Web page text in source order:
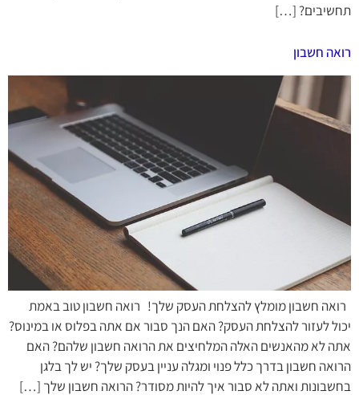
תחשיבים? […]
רואה חשבון
רואה חשבון מומלץ להצלחת העסק שלך! רואה חשבון טוב באמת
יכול לעזור להצלחת העסק? האם הנך סבור אם אתה בפלוס או במינוס?
אתה לא מהאנשים האלה המלחיצים את הרואה חשבון שלהם? האם
הרואה חשבון בדרך כלל פנוי ומגלה עניין בעסק שלך? יש לך בלגן
בחשבונות ואתה לא סבור איך להיות מסודר? הרואה חשבון שלך […]